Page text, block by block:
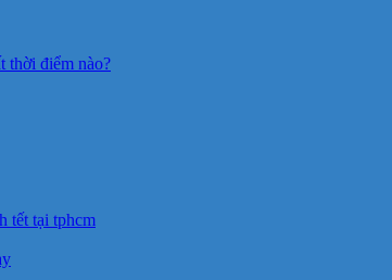
thời điểm nào?
tết tại tphcm